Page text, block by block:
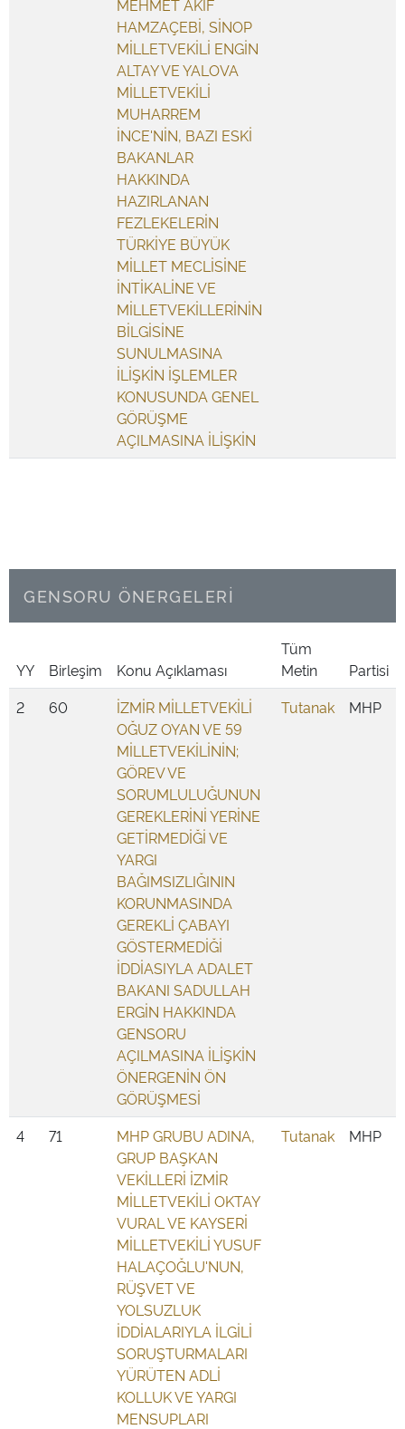
MEHMET AKİF
HAMZAÇEBİ, SİNOP
MİLLETVEKİLİ ENGİN
ALTAY VE YALOVA
MİLLETVEKİLİ
MUHARREM
İNCE'NİN, BAZI ESKİ
BAKANLAR
HAKKINDA
HAZIRLANAN
FEZLEKELERİN
TÜRKİYE BÜYÜK
MİLLET MECLİSİNE
İNTİKALİNE VE
MİLLETVEKİLLERİNİN
BİLGİSİNE
SUNULMASINA
İLİŞKİN İŞLEMLER
KONUSUNDA GENEL
GÖRÜŞME
AÇILMASINA İLİŞKİN
GENSORU ÖNERGELERİ
YY Birleşim Konu Açıklaması
Tüm
Metin
Partisi
2
60
İZMİR MİLLETVEKİLİ
OĞUZ OYAN VE 59
MİLLETVEKİLİNİN;
GÖREV VE
SORUMLULUĞUNUN
GEREKLERİNİ YERİNE
GETİRMEDİĞİ VE
YARGI
BAĞIMSIZLIĞININ
KORUNMASINDA
GEREKLİ ÇABAYI
GÖSTERMEDİĞİ
İDDİASIYLA ADALET
BAKANI SADULLAH
ERGİN HAKKINDA
GENSORU
AÇILMASINA İLİŞKİN
ÖNERGENİN ÖN
GÖRÜŞMESİ
Tutanak MHP
4 71
MHP GRUBU ADINA,
GRUP BAŞKAN
VEKİLLERİ İZMİR
MİLLETVEKİLİ OKTAY
VURAL VE KAYSERİ
MİLLETVEKİLİ YUSUF
HALAÇOĞLU'NUN,
RÜŞVET VE
YOLSUZLUK
İDDİALARIYLA İLGİLİ
SORUŞTURMALARI
YÜRÜTEN ADLİ
KOLLUK VE YARGI
MENSUPLARI
Tutanak MHP